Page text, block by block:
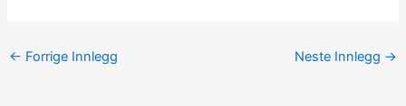
← Forrige Innlegg Neste Innlegg →